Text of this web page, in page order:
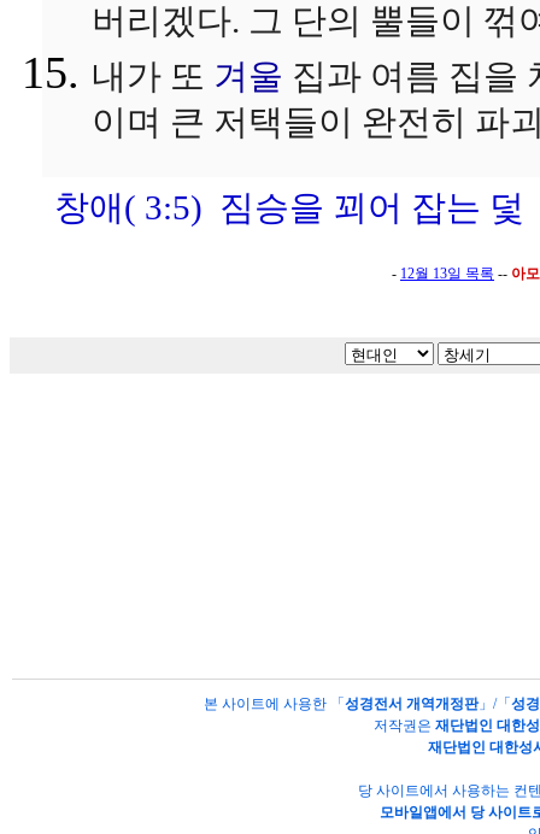
버리겠다. 그 단의 뿔들이 꺾
내가 또 겨울 집과 여름 집을
이며 큰 저택들이 완전히 파
창애( 3:5) 짐승을 꾀어 잡는 덫
- 12월 13일 목록 -- 아
본 사이트에 사용한 「 성경전서 개역개정판」/「 성
저작권은 재단법인 대한
재단법인 대한성
당 사이트에서 사용하는 컨
모바일앱에서 당 사이트